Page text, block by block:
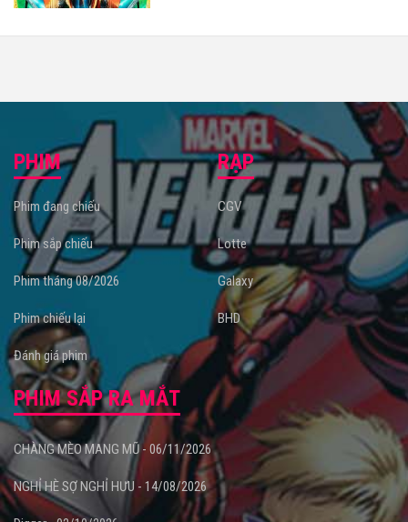
PHIM
Phim đang chiếu
Phim sắp chiếu
Phim tháng 08/2026
Phim chiếu lại
Đánh giá phim
RẠP
CGV
Lotte
Galaxy
BHD
PHIM SẮP RA MẮT
CHÀNG MÈO MANG MŨ - 06/11/2026
NGHỈ HÈ SỢ NGHỈ HƯU - 14/08/2026